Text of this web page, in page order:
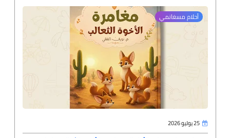
أحلام مسغانمي
25 يوليو 2026